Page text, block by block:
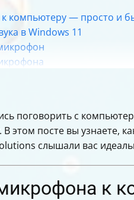
компьютеру — просто и
в Windows 11
приложениям в
работает в браузере
для настройки
поговорить с
В этом посте вы узнаете,
слышали вас
к